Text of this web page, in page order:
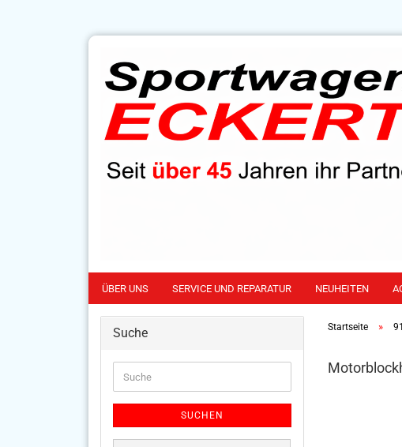
ÜBER UNS SERVICE UND REPARATUR NEUHEITEN
Startseite »
Suche
SUCHEN